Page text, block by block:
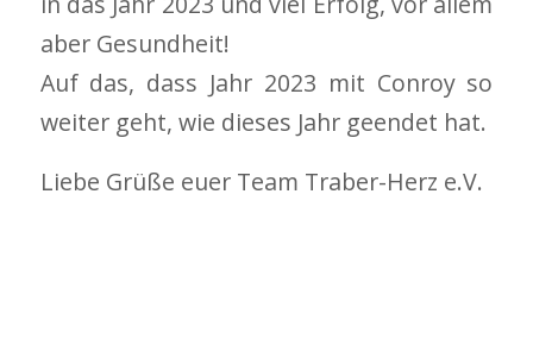
aber Gesundheit!
Auf das, dass Jahr 2023 mit Conroy so
weiter geht, wie dieses Jahr geendet hat.
Liebe Grüße euer Team Traber-Herz e.V.